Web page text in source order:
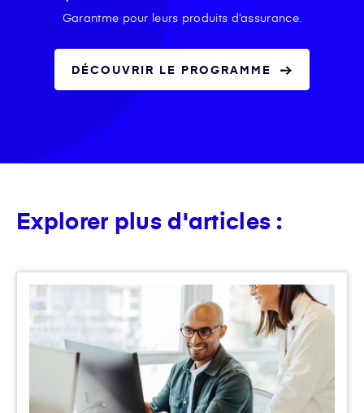
Garantme pour leurs produits d’assurance.
DÉCOUVRIR LE PROGRAMME
Explorer plus d'articles :